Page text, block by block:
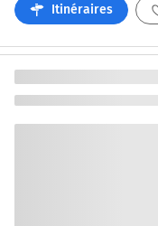
Itinéraires